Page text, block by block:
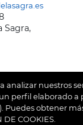
analizar nuestros
perfil elaborado
Puedes obtener
COOKIES.
Sagra,
SubFooter
© 2026